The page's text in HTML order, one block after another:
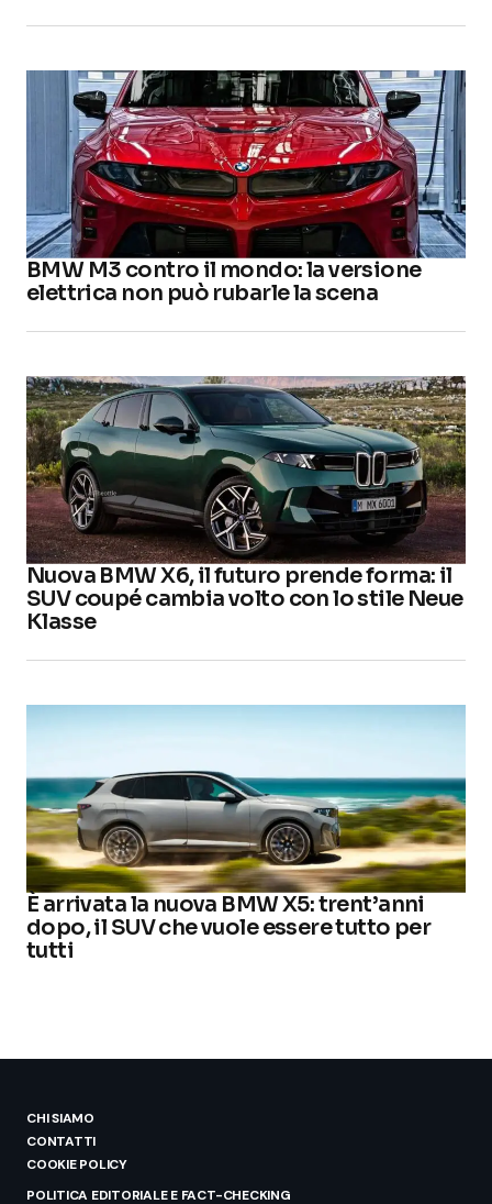
BMW M3 contro il mondo: la versione
elettrica non può rubarle la scena
Nuova BMW X6, il futuro prende forma: il
SUV coupé cambia volto con lo stile Neue
Klasse
È arrivata la nuova BMW X5: trent’anni
dopo, il SUV che vuole essere tutto per
tutti
CHI SIAMO
CONTATTI
COOKIE POLICY
POLITICA EDITORIALE E FACT-CHECKING